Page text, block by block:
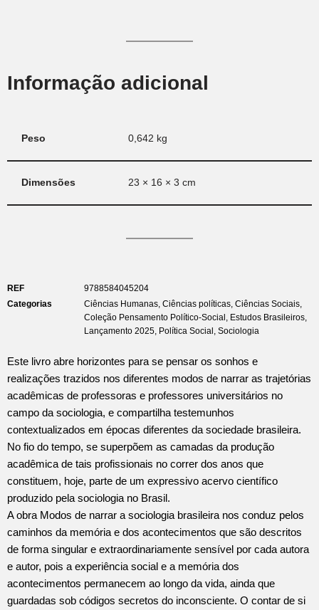
Informação adicional
Peso 0,642 kg
Dimensões 23 × 16 × 3 cm
REF
9788584045204
Categorias
Ciências Humanas Ciências políticas Ciências Sociais
Coleção Pensamento Político-Social Estudos Brasileiros
Lançamento 2025 Política Social Sociologia
Este livro abre horizontes para se pensar os sonhos e
realizações trazidos nos diferentes modos de narrar as trajetórias
acadêmicas de professoras e professores universitários no
campo da sociologia, e compartilha testemunhos
contextualizados em épocas diferentes da sociedade brasileira.
No fio do tempo, se superpõem as camadas da produção
acadêmica de tais profissionais no correr dos anos que
constituem, hoje, parte de um expressivo acervo científico
produzido pela sociologia no Brasil.
A obra Modos de narrar a sociologia brasileira nos conduz pelos
caminhos da memória e dos acontecimentos que são descritos
de forma singular e extraordinariamente sensível por cada autora
e autor, pois a experiência social e a memória dos
acontecimentos permanecem ao longo da vida, ainda que
guardadas sob códigos secretos do inconsciente. O contar de si